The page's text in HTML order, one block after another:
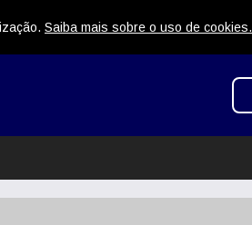
Saiba mais sobre o uso de cookies.